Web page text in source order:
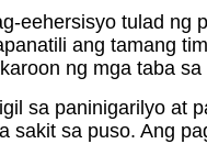
eehersisyo tulad ng
ang tamang
ng mga taba sa
sa paninigarilyo at
sakit sa puso. Ang